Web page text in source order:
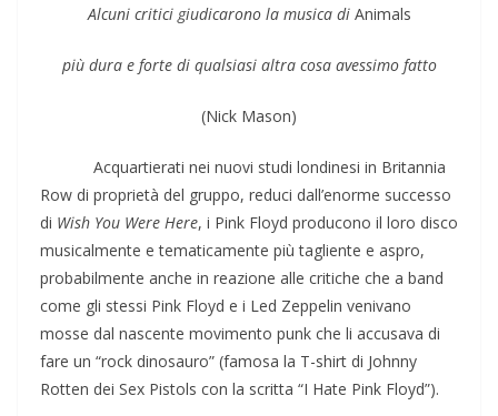
Alcuni critici giudicarono la musica di Animals
più dura e forte di qualsiasi altra cosa avessimo fatto
(Nick Mason)
Acquartierati nei nuovi studi londinesi in Britannia
Row di proprietà del gruppo, reduci dall’enorme successo
di Wish You Were Here, i Pink Floyd producono il loro disco
musicalmente e tematicamente più tagliente e aspro,
probabilmente anche in reazione alle critiche che a band
come gli stessi Pink Floyd e i Led Zeppelin venivano
mosse dal nascente movimento punk che li accusava di
fare un “rock dinosauro” (famosa la T-shirt di Johnny
Rotten dei Sex Pistols con la scritta “I Hate Pink Floyd”).